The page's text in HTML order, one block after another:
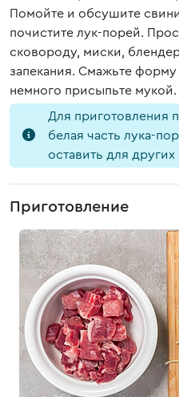
Помойте и обсушите
почистите лук-порей.
сковороду, миски,
запекания. Смажьте
немного присыпьте мукой.
Для приготовления
белая часть лука-
оставить для
Приготовление